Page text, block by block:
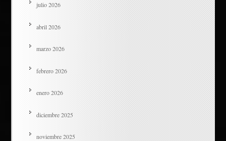
julio 2026
abril 2026
marzo 2026
febrero 2026
enero 2026
diciembre 2025
noviembre 2025